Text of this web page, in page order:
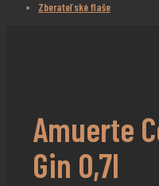
Zberateľské flaše
Amuerte
Gin 0,7l